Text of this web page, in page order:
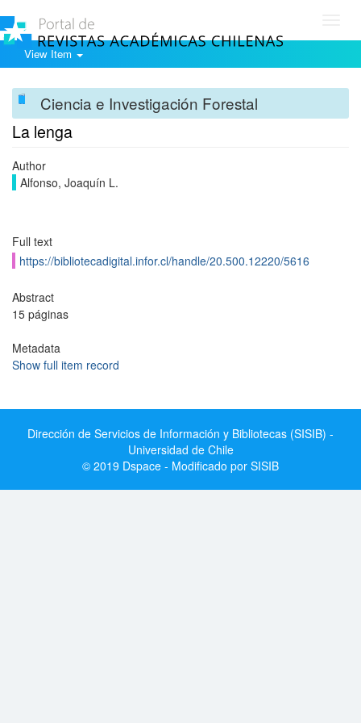
View Item
Ciencia e Investigación Forestal
La lenga
Author
Alfonso, Joaquín L.
Full text
https://bibliotecadigital.infor.cl/handle/20.500.12220/5616
Abstract
15 páginas
Metadata
Show full item record
Dirección de Servicios de Información y Bibliotecas (SISIB) -
Universidad de Chile
© 2019 Dspace - Modificado por SISIB